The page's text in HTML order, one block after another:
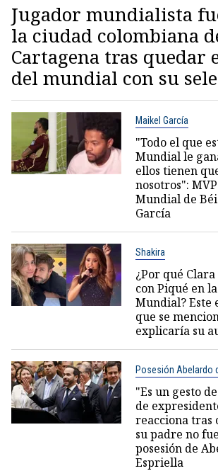
Jugador mundialista
la ciudad colombiana
Cartagena tras quedar
del mundial con su
Maikel García
"Todo el que
Mundial le
ellos tienen
nosotros":
Mundial de
García
Shakira
¿Por qué
con Piqué en
Mundial? Este
que se
explicaría su
Posesión Abelardo
"Es un gesto
de
reacciona tras
su padre no
posesión de
Espriella